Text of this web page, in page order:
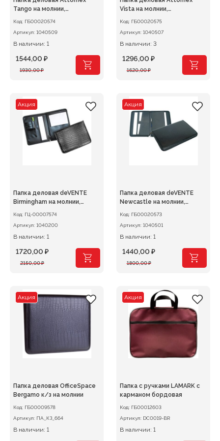
Tango на молнии,
искусственная кожа
Код: ГБ00020574
Артикул: 1040509
В наличии: 1
1930,00₽
Первоначальная
1930,00 ₽.
1544,00 ₽
Текущая
Vista на молнии,
искусственная кожа, черная
Код: ГБ00020575
Артикул: 1040507
В наличии: 3
1620,00₽
Первоначальная
1620,00 ₽.
1296,00 ₽
Текущая
Акция
Папка деловая deVENTE
Birmingham на молнии,
Код: ГЦ-00007574
Артикул: 1040200
В наличии: 1
2150,00₽
Первоначальная
2150,00 ₽.
1720,00 ₽
Текущая
Акция
Папка деловая deVENTE
Newcastle на молнии,
искусственная кожа, черная
Код: ГБ00020573
Артикул: 1040501
В наличии: 1
1800,00₽
Первоначальная
1800,00 ₽.
1440,00 ₽
Текущая
Акция
Папка деловая OfficeSpace
Bergamo к/з на молнии
Код: ГБ00009578
Артикул: ПА_КЗ_664
В наличии: 1
Акция
Папка с ручками LAMARK с
карманом бордовая
Код: ГБ00012603
Артикул: DC0019-BR
В наличии: 1